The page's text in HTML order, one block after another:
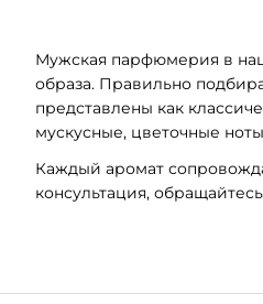
Мужская парфюмерия в
образа. Правильно
представлены как
мускусные, цветочные
Каждый аромат
консультация,